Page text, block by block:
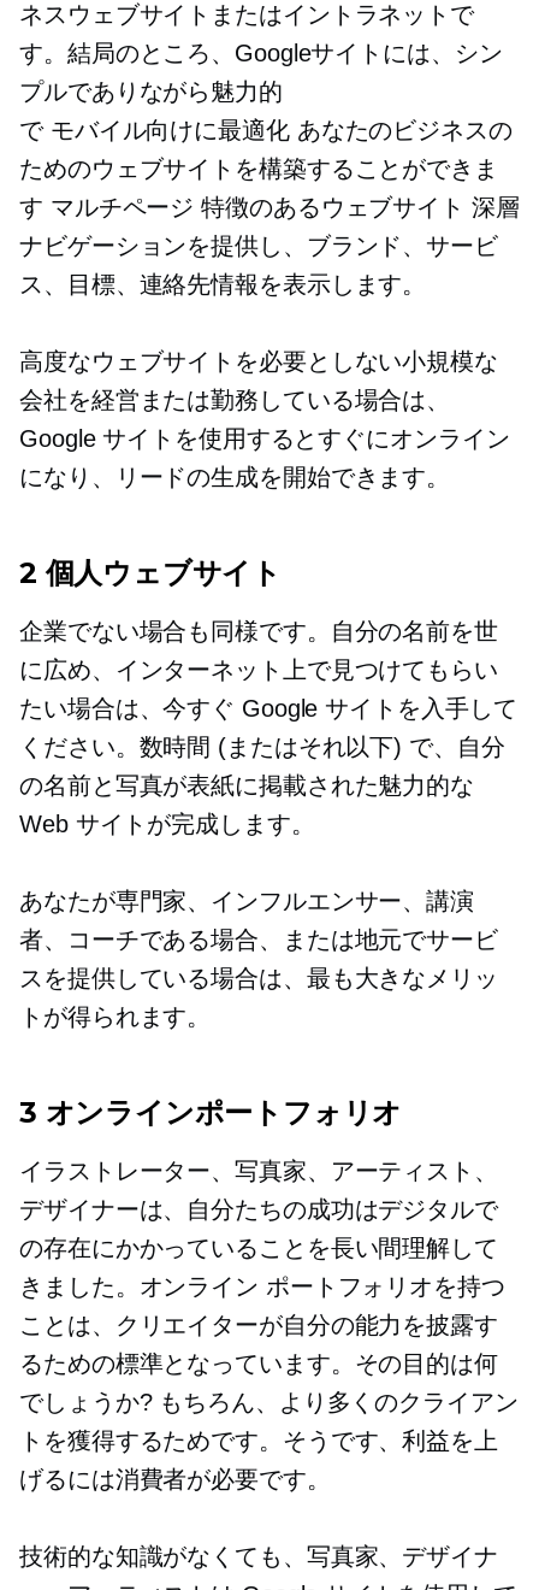
ネスウェブサイトまたはイントラネットで
す。結局のところ、Googleサイトには、シン
プルでありながら魅力的
で モバイル向けに最適化あなたのビジネスの
ためのウェブサイトを構築することができま
す マルチページ 特徴のあるウェブサイト 深層
ナビゲーションを提供し、ブランド、サービ
ス、目標、連絡先情報を表示します。
高度なウェブサイトを必要としない小規模な
会社を経営または勤務している場合は、
Google サイトを使用するとすぐにオンライン
になり、リードの生成を開始できます。
2 個人ウェブサイト
企業でない場合も同様です。自分の名前を世
に広め、インターネット上で見つけてもらい
たい場合は、今すぐ Google サイトを入手して
ください。数時間 (またはそれ以下) で、自分
の名前と写真が表紙に掲載された魅力的な
Web サイトが完成します。
あなたが専門家、インフルエンサー、講演
者、コーチである場合、または地元でサービ
スを提供している場合は、最も大きなメリッ
トが得られます。
3 オンラインポートフォリオ
イラストレーター、写真家、アーティスト、
デザイナーは、自分たちの成功はデジタルで
の存在にかかっていることを長い間理解して
きました。オンライン ポートフォリオを持つ
ことは、クリエイターが自分の能力を披露す
るための標準となっています。その目的は何
でしょうか? もちろん、より多くのクライアン
トを獲得するためです。そうです、利益を上
げるには消費者が必要です。
技術的な知識がなくても、写真家、デザイナ